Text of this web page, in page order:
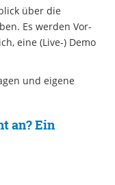
über die
Es werden Vor-
eine (Live-) Demo
und eigene
an? Ein